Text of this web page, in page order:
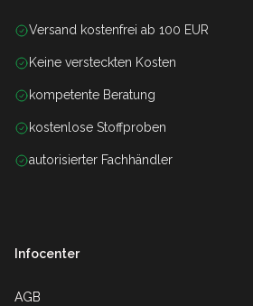
Versand kostenfrei ab 100 EUR
Keine versteckten Kosten
kompetente Beratung
kostenlose Stoffproben
autorisierter Fachhändler
Infocenter
AGB